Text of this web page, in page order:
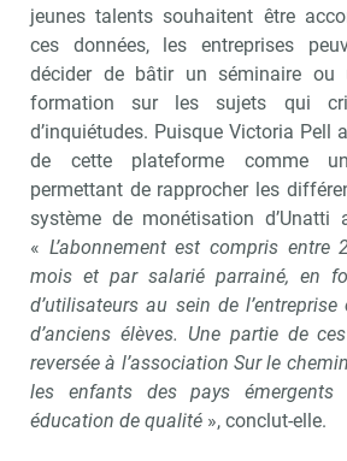
jeunes talents souhaitent être
ces données, les entreprises
décider de bâtir un séminaire ou
formation sur les sujets qui
d’inquiétudes. Puisque Victoria Pell
de cette plateforme comme
permettant de rapprocher les
système de monétisation d’Unatti
« L’abonnement est compris
mois et par salarié parrainé, en
d’utilisateurs au sein de
d’anciens élèves. Une partie de
reversée à l’association Sur le
les enfants des pays
éducation de qualité », conclut-elle.